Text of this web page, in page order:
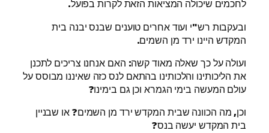
לחכמים שיכולה המציאות הזאת לקרות בפועל.
ובעקבות רש"י ועוד אחרים טוענים שבנס יבנה בית
המקדש היינו ירד מן השמים.
ועולה על כך שאלה מאוד קשה: האם אנחנו צריכים לתכנן
את הליכותינו והלכותינו בהתאם לנס כזה שאיננו מבוסס על
עולם המעשה בימי הגמרא וכן גם בימינו?
וכן, מה הכוונה שבית המקדש ירד מן השמים? או שבניין
בית המקדש יעשה בנס?